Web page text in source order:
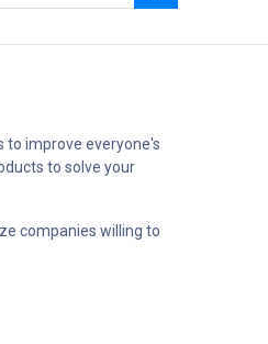
to improve everyone's
to solve your
companies willing to